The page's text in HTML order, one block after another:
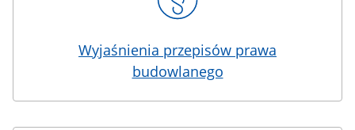
Wyjaśnienia przepisów prawa
budowlanego